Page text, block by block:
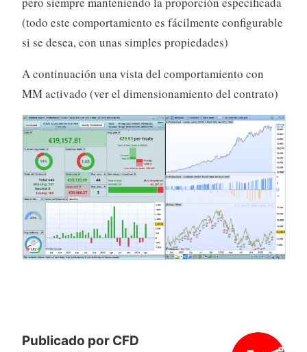
(todo este comportamiento es fácilmente configurable
si se desea, con unas simples propiedades)
A continuación una vista del comportamiento con
MM activado (ver el dimensionamiento del contrato)
Publicado por CFD